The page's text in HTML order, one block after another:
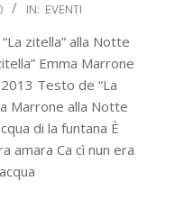
IN: EVENTI
zitella” alla Notte
Emma Marrone
Testo de “La
Marrone alla Notte
di la funtana È
amara Ca cì nun era